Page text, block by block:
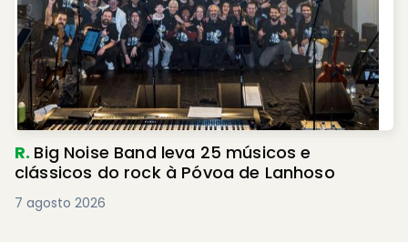
R. Big Noise Band leva 25 músicos e
clássicos do rock à Póvoa de Lanhoso
7 agosto 2026